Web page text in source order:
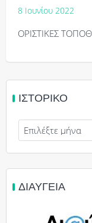
8 Ιουνίου 2022
ΟΡΙΣΤΙΚΕΣ
ΙΣΤΟΡΙΚΌ
Ιστορικό
ΔΙΑΎΓΕΙΑ